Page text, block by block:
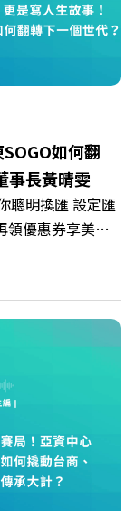
退？ 主持人／
式溝通引導師、
盲點，也順手理
》更多的社群：
38jNi9k
如何翻
事長黃晴雯
聰明換匯 設定匯
領優惠券享美金
9d7lr7
評估涉及自身情
。 —— 以上為
色消費與友善
的百貨零售業該如
東SOGO百貨
過戰略布局，打
契機！ 🔺如何
🔺最難節能的
🔺成功推動育
育代理人制度」